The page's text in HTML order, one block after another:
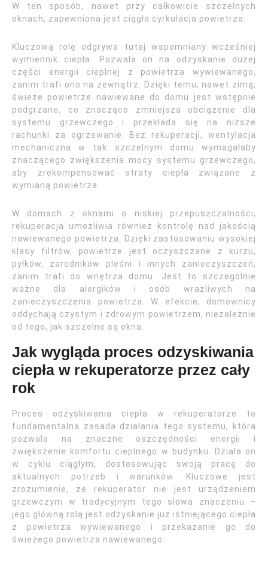
W ten sposób, nawet przy całkowicie szczelnych
oknach, zapewniona jest ciągła cyrkulacja powietrza.
Kluczową rolę odgrywa tutaj wspomniany wcześniej
wymiennik ciepła. Pozwala on na odzyskanie dużej
części energii cieplnej z powietrza wywiewanego,
zanim trafi ono na zewnątrz. Dzięki temu, nawet zimą,
świeże powietrze nawiewane do domu jest wstępnie
podgrzane, co znacząco zmniejsza obciążenie dla
systemu grzewczego i przekłada się na niższe
rachunki za ogrzewanie. Bez rekuperacji, wentylacja
mechaniczna w tak szczelnym domu wymagałaby
znaczącego zwiększenia mocy systemu grzewczego,
aby zrekompensować straty ciepła związane z
wymianą powietrza.
W domach z oknami o niskiej przepuszczalności,
rekuperacja umożliwia również kontrolę nad jakością
nawiewanego powietrza. Dzięki zastosowaniu wysokiej
klasy filtrów, powietrze jest oczyszczane z kurzu,
pyłków, zarodników pleśni i innych zanieczyszczeń,
zanim trafi do wnętrza domu. Jest to szczególnie
ważne dla alergików i osób wrażliwych na
zanieczyszczenia powietrza. W efekcie, domownicy
oddychają czystym i zdrowym powietrzem, niezależnie
od tego, jak szczelne są okna.
Jak wygląda proces odzyskiwania
ciepła w rekuperatorze przez cały
rok
Proces odzyskiwania ciepła w rekuperatorze to
fundamentalna zasada działania tego systemu, która
pozwala na znaczne oszczędności energii i
zwiększenie komfortu cieplnego w budynku. Działa on
w cyklu ciągłym, dostosowując swoją pracę do
aktualnych potrzeb i warunków. Kluczowe jest
zrozumienie, że rekuperator nie jest urządzeniem
grzewczym w tradycyjnym tego słowa znaczeniu –
jego główną rolą jest odzyskanie już istniejącego ciepła
z powietrza wywiewanego i przekazanie go do
świeżego powietrza nawiewanego.